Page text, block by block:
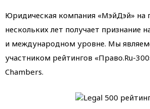
Юридическая компания «МэйДэй» на
нескольких лет получает признание
и международном уровне. Мы
участником рейтингов «Право.Ru-
Chambers.